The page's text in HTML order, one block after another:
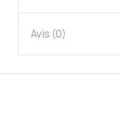
Avis (0)